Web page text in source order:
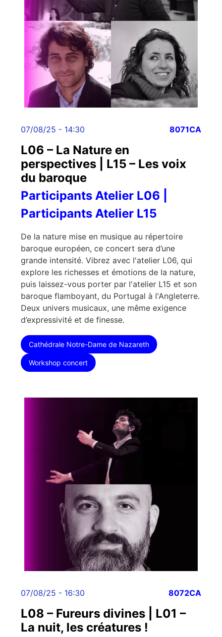
07/08/25 - 14:30 8071CA
L06 – La Nature en
perspectives | L15 – Les voix
du baroque
Participants Atelier L06 |
Participants Atelier L15
De la nature mise en musique au répertoire
baroque européen, ce concert sera d’une
grande intensité. Vibrez avec l'atelier L06, qui
explore les richesses et émotions de la nature,
puis laissez-vous porter par l'atelier L15 et son
baroque flamboyant, du Portugal à l'Angleterre.
Deux univers musicaux, une même exigence
d’expressivité et de finesse.
Cathédrale Notre-Dame de Nazareth
Workshop concert
07/08/25 - 16:30 8072CA
L08 – Fureurs divines | L01 –
La nuit, les créatures !